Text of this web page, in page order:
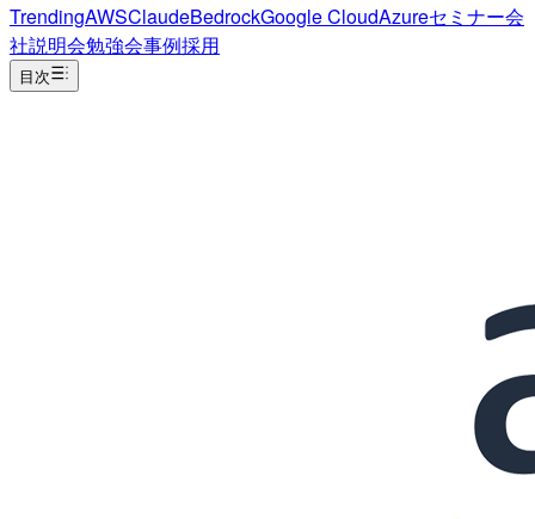
TrendingAWSClaudeBedrockGoogle CloudAzureセミナー会
社説明会勉強会事例採用
目次